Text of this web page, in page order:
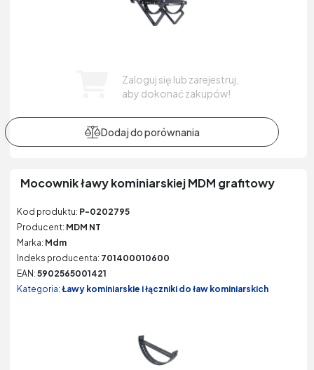
Zaloguj się lub zarejestruj,
aby dokonać zakupów!
Mocownik ławy kominiarskiej MDM grafitowy
Kod produktu: P-0202795
Producent: MDM NT
Marka: Mdm
Indeks producenta: 701400010600
EAN: 5902565001421
Kategoria: Ławy kominiarskie i łączniki do ław kominiarskich